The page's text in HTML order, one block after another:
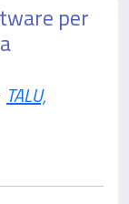
per
TALU,